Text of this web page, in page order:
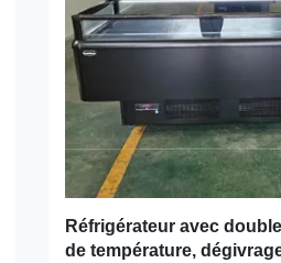
Réfrigérateur avec
de température,